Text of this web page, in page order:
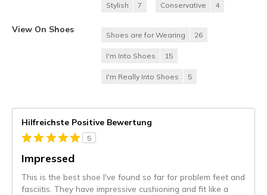
Stylish 7 Conservative 4
View On Shoes
Shoes are for Wearing 26
I'm Into Shoes 15
I'm Really Into Shoes 5
Hilfreichste Positive Bewertung
5
Impressed
This is the best shoe I've found so far for problem feet and
fasciitis. They have impressive cushioning and fit like a